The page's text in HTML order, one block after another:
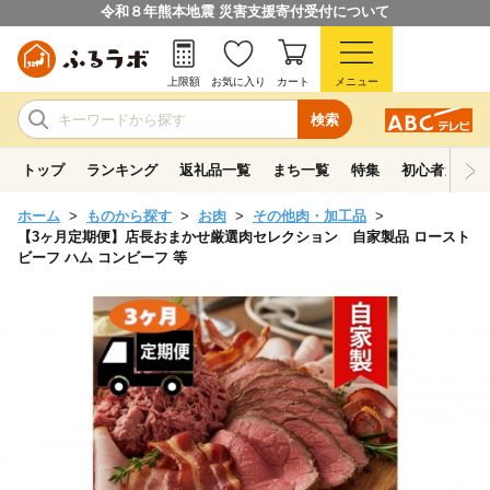
令和８年熊本地震 災害支援寄付受付について
検索
上限額 お気に入り カート メニュー
トップ ランキング 返礼品一覧 まち一覧 特集 初心者ガイド
ホーム ものから探す お肉
その他肉・加工品
【3ヶ月定期便】店長おまかせ厳選肉セレクション 自家製品 ロースト
ビーフ ハム コンビーフ 等